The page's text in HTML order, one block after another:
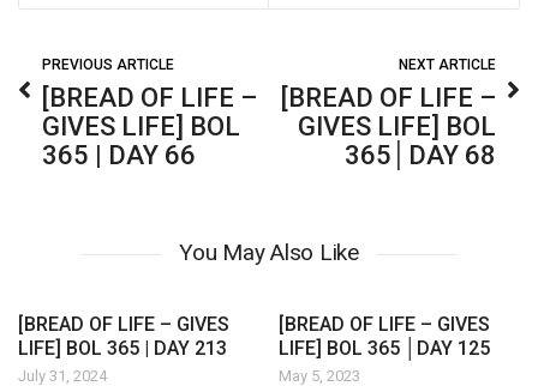
PREVIOUS ARTICLE
[BREAD OF LIFE –
GIVES LIFE] BOL
365 | DAY 66
NEXT ARTICLE
[BREAD OF LIFE –
GIVES LIFE] BOL
365│DAY 68
You May Also Like
[BREAD OF LIFE – GIVES
LIFE] BOL 365 | DAY 213
July 31, 2024
[BREAD OF LIFE – GIVES
LIFE] BOL 365 │DAY 125
May 5, 2023